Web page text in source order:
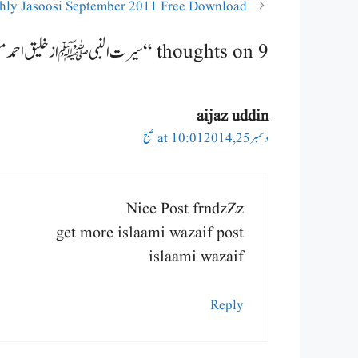
Jasoosi September 2011 Free Download
9 thoughts on “سیرت النبی ﷺ از خلیق احمد مفتی”
aijaz uddin
دسمبر 25, 2014 at 10:01 صبح
Nice Post frndzZz
get more islaami wazaif post
islaami wazaif
Reply